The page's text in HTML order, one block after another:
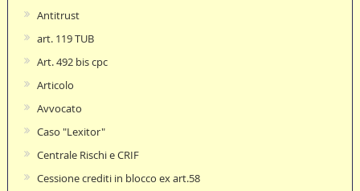
Antitrust
art. 119 TUB
Art. 492 bis cpc
Articolo
Avvocato
Caso "Lexitor"
Centrale Rischi e CRIF
Cessione crediti in blocco ex art.58